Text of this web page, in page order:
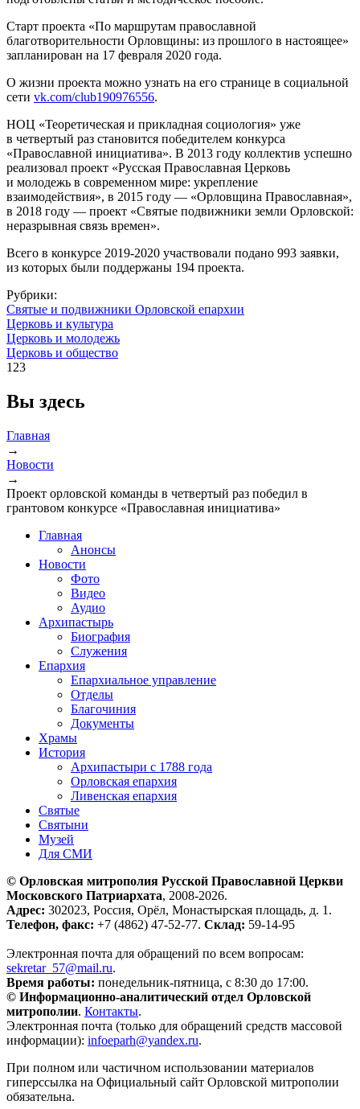
Старт проекта «По маршрутам православной
благотворительности Орловщины: из прошлого в настоящее»
запланирован на 17 февраля 2020 года.
О жизни проекта можно узнать на его странице в социальной
сети vk.com/club190976556.
НОЦ «Теоретическая и прикладная социология» уже
в четвертый раз становится победителем конкурса
«Православной инициатива». В 2013 году коллектив успешно
реализовал проект «Русская Православная Церковь
и молодежь в современном мире: укрепление
взаимодействия», в 2015 году — «Орловщина Православная»,
в 2018 году — проект «Святые подвижники земли Орловской:
неразрывная связь времен».
Всего в конкурсе 2019-2020 участвовали подано 993 заявки,
из которых были поддержаны 194 проекта.
Рубрики:
Святые и подвижники Орловской епархии
Церковь и культура
Церковь и молодежь
Церковь и общество
123
Вы здесь
Главная
→
Новости
→
Проект орловской команды в четвертый раз победил в
грантовом конкурсе «Православная инициатива»
Главная
Анонсы
Новости
Фото
Видео
Аудио
Архипастырь
Биография
Служения
Епархия
Епархиальное управление
Отделы
Благочиния
Документы
Храмы
История
Архипастыри с 1788 года
Орловская епархия
Ливенская епархия
Святые
Святыни
Музей
Для СМИ
© Орловская митрополия Русской Православной Церкви
Московского Патриархата, 2008-2026.
Адрес: 302023, Россия, Орёл, Монастырская площадь, д. 1.
Телефон, факс: +7 (4862) 47-52-77. Склад: 59-14-95
Электронная почта для обращений по всем вопросам:
sekretar_57@mail.ru.
Время работы: понедельник-пятница, с 8:30 до 17:00.
© Информационно-аналитический отдел Орловской
митрополии. Контакты.
Электронная почта (только для обращений средств массовой
информации): infoeparh@yandex.ru.
При полном или частичном использовании материалов
гиперссылка на Официальный сайт Орловской митрополии
обязательна.